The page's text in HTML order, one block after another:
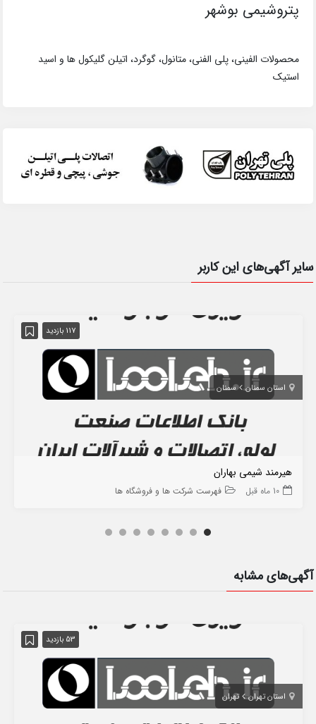
پتروشیمی بوشهر
محصولات الفینی، پلی الفنی، متانول، گوگرد، اتیلن گلیکول ها و اسید
استیک
سایر آگهی‌های این کاربر
117 بازدید
استان سمنان سمنان
هیرمند شیمی بهاران
10 ماه قبل فهرست شرکت ها و فروشگاه ها
آگهی‌های مشابه
53 بازدید
استان تهران تهران